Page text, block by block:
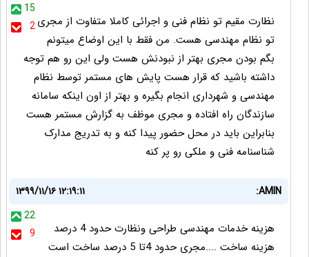
15
2نظارت مقیم تو نظام فنی و اجرائی کاملا متفاوت از مجری
تو نظام مهندسی هست. من فقط با این اوضاع میتونم
بگم بودن مجری بهتر از نبودنش هست ولی این رو هم توجه
داشته باشید که قرار هست پایش های مستمر توسط نظام
مهندسی و شهرداری انجام بگیره و بهتر از اون اینکه سامانه
سازندگان راه افتاده و مجری موظف به گزارش مستمر هست
بنابراین باید در محل حضور پیدا کنه و به تدریج مدارک
شناسنامه فنی و ملکی رو پر کنه
AMIN:
۱۳۹۹/۱۱/۱۶ ۱۲:۱۹:۱۱
22
9
هزینه خدمات مهندسی طراحی ونظارت حدود 4 درصد
هزینه ساخت ....مجری حدود 4تا 5 درصد ساخت است